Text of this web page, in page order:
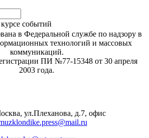
событий
в Федеральной службе по надзору в
технологий и массовых
коммуникаций.
ПИ №77-15348 от 30 апреля
2003 года.
ул.Плеханова, д.7, офис